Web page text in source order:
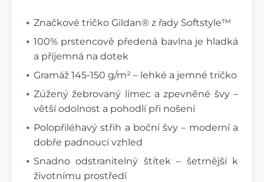
Značkové tričko Gildan® z řady Softstyle™
100% prstencově předená bavlna je hladká
a příjemná na dotek
Gramáž 145-150 g/m² – lehké a jemné tričko
Zúžený žebrovaný límec a zpevněné švy –
větší odolnost a pohodlí při nošení
Polopřiléhavý střih a boční švy – moderní a
dobře padnoucí vzhled
Snadno odstranitelný štítek – šetrnější k
životnímu prostředí